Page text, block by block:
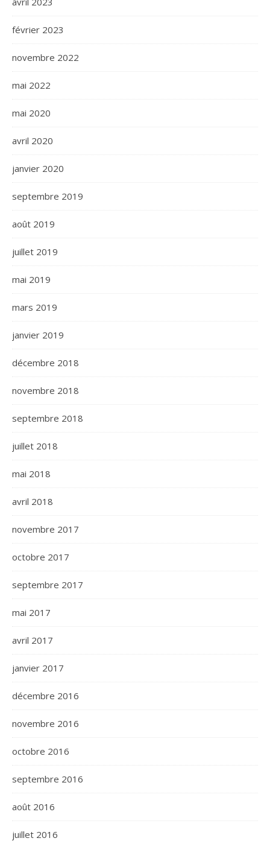
février 2023
novembre 2022
mai 2022
mai 2020
avril 2020
janvier 2020
septembre 2019
août 2019
juillet 2019
mai 2019
mars 2019
janvier 2019
décembre 2018
novembre 2018
septembre 2018
juillet 2018
mai 2018
avril 2018
novembre 2017
octobre 2017
septembre 2017
mai 2017
avril 2017
janvier 2017
décembre 2016
novembre 2016
octobre 2016
septembre 2016
août 2016
juillet 2016